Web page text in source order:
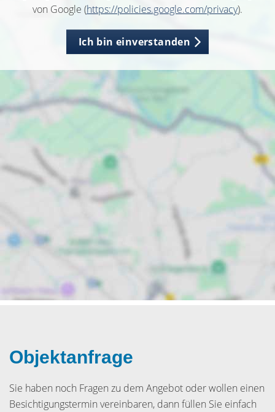
von Google (https://policies.google.com/privacy).
Ich bin einverstanden
Objektanfrage
Sie haben noch Fragen zu dem Angebot oder wollen einen
Besichtigungstermin vereinbaren, dann füllen Sie einfach